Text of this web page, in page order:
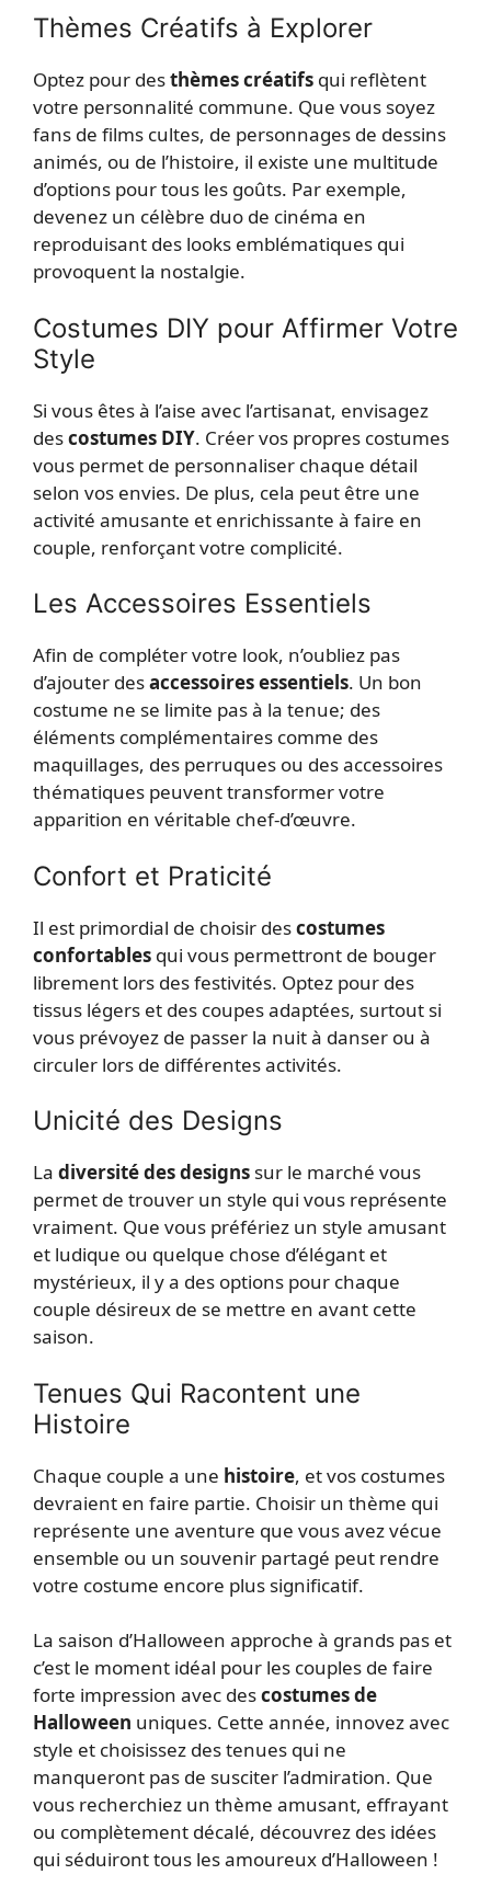
Thèmes Créatifs à Explorer
Optez pour desthèmes créatifs qui reflètent
votre personnalité commune. Que vous soyez
fans de films cultes, de personnages de dessins
animés, ou de l’histoire, il existe une multitude
d’options pour tous les goûts. Par exemple,
devenez un célèbre duo de cinéma en
reproduisant des looks emblématiques qui
provoquent la nostalgie.
Costumes DIY pour Affirmer Votre
Style
Si vous êtes à l’aise avec l’artisanat, envisagez
descostumes DIY. Créer vos propres costumes
vous permet de personnaliser chaque détail
selon vos envies. De plus, cela peut être une
activité amusante et enrichissante à faire en
couple, renforçant votre complicité.
Les Accessoires Essentiels
Afin de compléter votre look, n’oubliez pas
d’ajouter desaccessoires essentiels. Un bon
costume ne se limite pas à la tenue; des
éléments complémentaires comme des
maquillages, des perruques ou des accessoires
thématiques peuvent transformer votre
apparition en véritable chef-d’œuvre.
Confort et Praticité
Il est primordial de choisir descostumes
confortables qui vous permettront de bouger
librement lors des festivités. Optez pour des
tissus légers et des coupes adaptées, surtout si
vous prévoyez de passer la nuit à danser ou à
circuler lors de différentes activités.
Unicité des Designs
La diversité des designs sur le marché vous
permet de trouver un style qui vous représente
vraiment. Que vous préfériez un style amusant
et ludique ou quelque chose d’élégant et
mystérieux, il y a des options pour chaque
couple désireux de se mettre en avant cette
saison.
Tenues Qui Racontent une
Histoire
Chaque couple a une histoire, et vos costumes
devraient en faire partie. Choisir un thème qui
représente une aventure que vous avez vécue
ensemble ou un souvenir partagé peut rendre
votre costume encore plus significatif.
La saison d’Halloween approche à grands pas et
c’est le moment idéal pour les couples de faire
forte impression avec descostumes de
Halloween uniques. Cette année, innovez avec
style et choisissez des tenues qui ne
manqueront pas de susciter l’admiration. Que
vous recherchiez un thème amusant, effrayant
ou complètement décalé, découvrez des idées
qui séduiront tous les amoureux d’Halloween !